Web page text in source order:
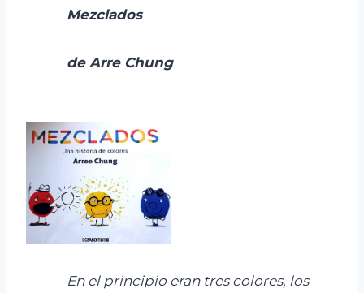
Mezclados
de Arre Chung
Enel principio eran tres colores, los